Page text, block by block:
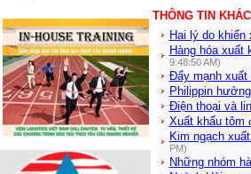
THÔNG TIN KHÁC
Hai lý do
Hàng hóa xuất
9:48:50 AM)
Đẩy mạnh xuất
Philippin
Điện thoại và
Xuất khẩu tôm
Kim ngạch
PM)
Những nhóm